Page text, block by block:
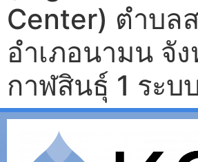
Center) ตำบล
อำเภอนามน จั
กาฬสินธุ์ 1 ระบ